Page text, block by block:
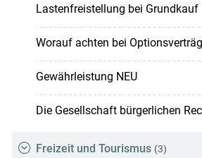
Lastenfreistellung bei Grundkauf
Worauf achten bei
Gewährleistung NEU
Die Gesellschaft bürgerlichen
Freizeit und Tourismus (3)